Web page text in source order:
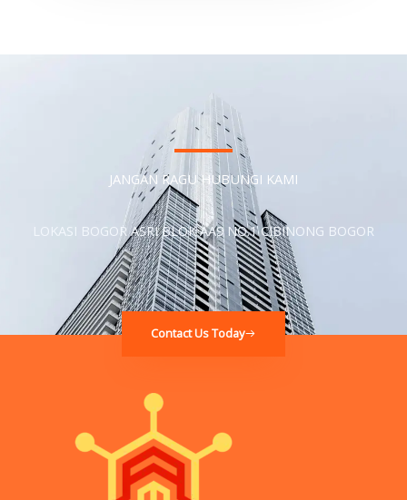
JANGAN RAGU HUBUNGI KAMI
LOKASI BOGOR ASRI BLOK AA9 NO.1 CIBINONG BOGOR
Contact Us Today